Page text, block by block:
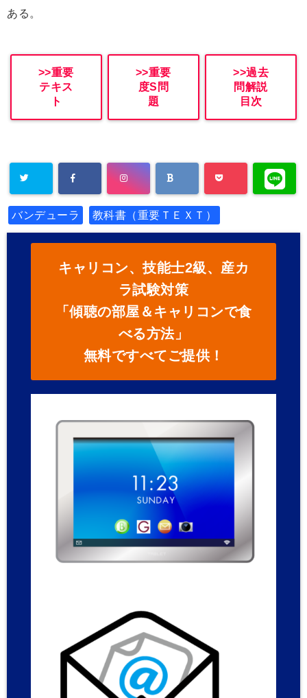
ある。
>>重要
テキス
ト
>>重要
度S問
題
>>過去
問解説
目次
バンデューラ 教科書（重要ＴＥＸＴ）
キャリコン、技能士2級、産カ
ラ試験対策
「傾聴の部屋＆キャリコンで食
べる方法」
無料ですべてご提供！